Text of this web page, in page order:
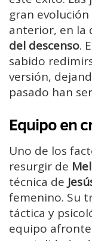
gran
anterior, en la
del descenso.
sabido
versión,
pasado han
Equipo en
Uno de los
resurgir de
técnica de
femenino. Su
táctica y
equipo